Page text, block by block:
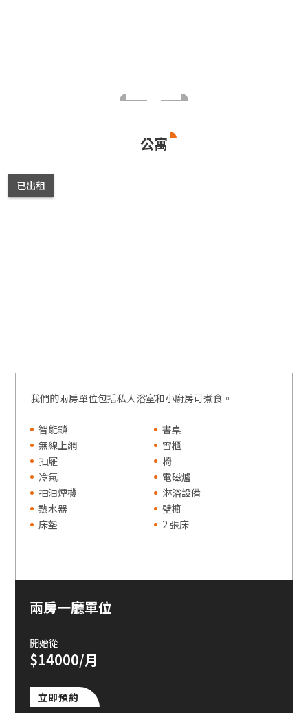
公寓
已出租
我們的兩房單位包括私人浴室和小廚房可煮食。
智能鎖
書桌
無線上網
雪櫃
抽屜
椅
冷氣
電磁爐
抽油煙機
淋浴設備
熱水器
壁櫥
床墊
2 張床
兩房一廳單位
開始從
$14000/月
立即預約